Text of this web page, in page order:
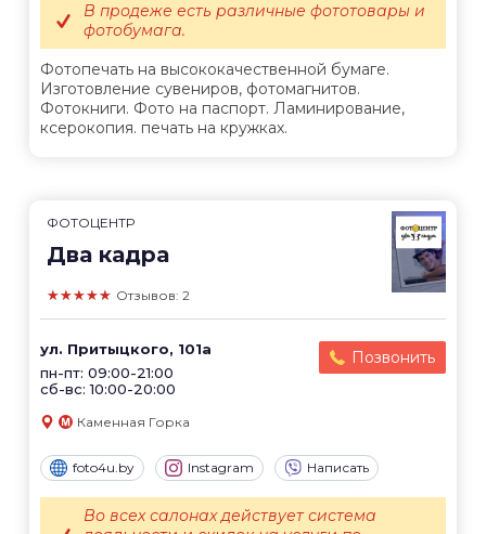
Фотопечать на высококачественной бумаге.
Изготовление сувениров, фотомагнитов.
Фотокниги. Фото на паспорт. Ламинирование,
ксерокопия. печать на кружках.
В продеже есть различные фототовары и
фотобумага.
ФОТОЦЕНТР
Два кадра
★★★★★ Отзывов: 2
ул. Притыцкого, 101а
пн-пт: 09:00-21:00
сб-вс: 10:00-20:00
Позвонить
Каменная Горка
foto4u.by Instagram Написать
Во всех салонах действует система